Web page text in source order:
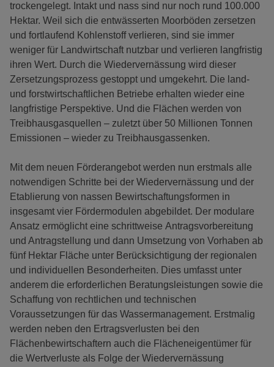
trockengelegt. Intakt und nass sind nur noch rund 100.000
Hektar. Weil sich die entwässerten Moorböden zersetzen
und fortlaufend Kohlenstoff verlieren, sind sie immer
weniger für Landwirtschaft nutzbar und verlieren langfristig
ihren Wert. Durch die Wiedervernässung wird dieser
Zersetzungsprozess gestoppt und umgekehrt. Die land-
und forstwirtschaftlichen Betriebe erhalten wieder eine
langfristige Perspektive. Und die Flächen werden von
Treibhausgasquellen – zuletzt über 50 Millionen Tonnen
Emissionen – wieder zu Treibhausgassenken.
Mit dem neuen Förderangebot werden nun erstmals alle
notwendigen Schritte bei der Wiedervernässung und der
Etablierung von nassen Bewirtschaftungsformen in
insgesamt vier Fördermodulen abgebildet. Der modulare
Ansatz ermöglicht eine schrittweise Antragsvorbereitung
und Antragstellung und dann Umsetzung von Vorhaben ab
fünf Hektar Fläche unter Berücksichtigung der regionalen
und individuellen Besonderheiten. Dies umfasst unter
anderem die erforderlichen Beratungsleistungen sowie die
Schaffung von rechtlichen und technischen
Voraussetzungen für das Wassermanagement. Erstmalig
werden neben den Ertragsverlusten bei den
Flächenbewirtschaftern auch die Flächeneigentümer für
die Wertverluste als Folge der Wiedervernässung